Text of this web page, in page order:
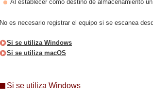
Al establecer como destino de almacenamiento
No es necesario registrar el equipo si se escanea
Si se utiliza Windows
Si se utiliza macOS
Si se utiliza Windows